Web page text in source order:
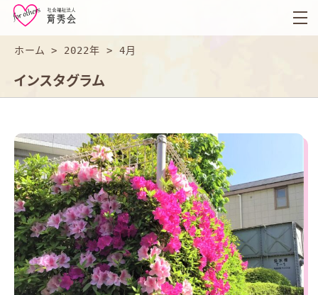
育
秀
会
ホーム > 2022年 > 4月
インスタグラム